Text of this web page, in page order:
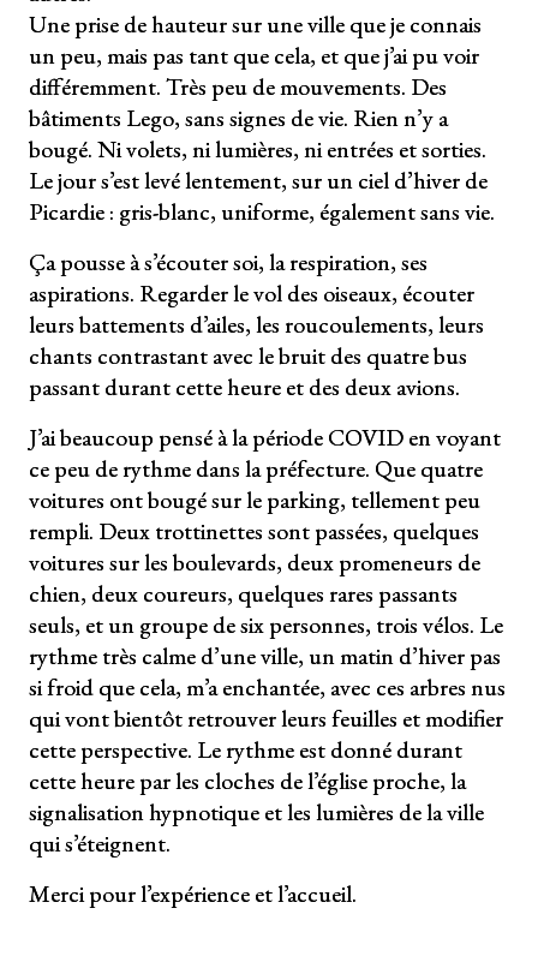
Une prise de hauteur sur une ville que je connais
un peu, mais pas tant que cela, et que j’ai pu voir
différemment. Très peu de mouvements. Des
bâtiments Lego, sans signes de vie. Rien n’y a
bougé. Ni volets, ni lumières, ni entrées et sorties.
Le jour s’est levé lentement, sur un ciel d’hiver de
Picardie : gris-blanc, uniforme, également sans vie.
Ça pousse à s’écouter soi, la respiration, ses
aspirations. Regarder le vol des oiseaux, écouter
leurs battements d’ailes, les roucoulements, leurs
chants contrastant avec le bruit des quatre bus
passant durant cette heure et des deux avions.
J’ai beaucoup pensé à la période COVID en voyant
ce peu de rythme dans la préfecture. Que quatre
voitures ont bougé sur le parking, tellement peu
rempli. Deux trottinettes sont passées, quelques
voitures sur les boulevards, deux promeneurs de
chien, deux coureurs, quelques rares passants
seuls, et un groupe de six personnes, trois vélos. Le
rythme très calme d’une ville, un matin d’hiver pas
si froid que cela, m’a enchantée, avec ces arbres nus
qui vont bientôt retrouver leurs feuilles et modifier
cette perspective. Le rythme est donné durant
cette heure par les cloches de l’église proche, la
signalisation hypnotique et les lumières de la ville
qui s’éteignent.
Merci pour l’expérience et l’accueil.